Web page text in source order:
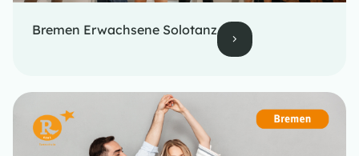
Bremen Erwachsene Solotanz